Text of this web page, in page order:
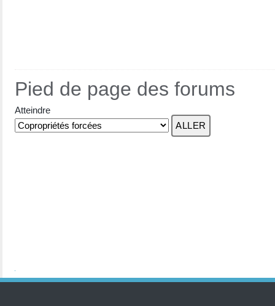
Pied de page des forums
Atteindre